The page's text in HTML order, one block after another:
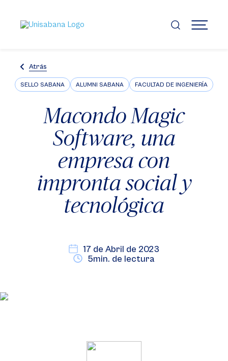
contenido
principal
MENÚ
Atrás
SELLO SABANA ALUMNI SABANA FACULTAD DE INGENIERÍA
Macondo Magic
Software, una
empresa con
impronta social y
tecnológica
17 de Abril de 2023
5min. de lectura